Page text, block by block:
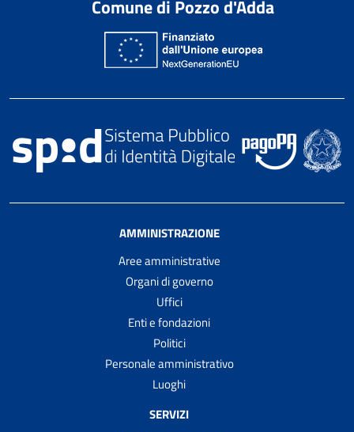
Comune di Pozzo d'Adda
AMMINISTRAZIONE
Aree amministrative
Organi di governo
Uffici
Enti e fondazioni
Politici
Personale amministrativo
Luoghi
SERVIZI